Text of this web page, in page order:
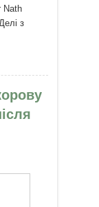
Nath
з
дідусь